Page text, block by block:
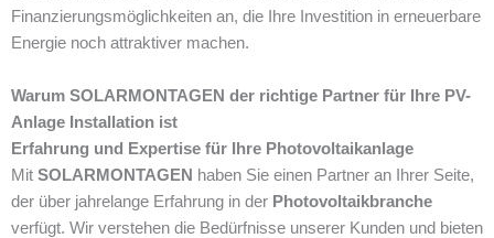
Finanzierungsmöglichkeiten an, die Ihre Investition in erneuerbare
Energie noch attraktiver machen.
Warum SOLARMONTAGEN der richtige Partner für Ihre PV-
Anlage Installation ist
Erfahrung und Expertise für Ihre Photovoltaikanlage
Mit SOLARMONTAGEN haben Sie einen Partner an Ihrer Seite,
der über jahrelange Erfahrung in der Photovoltaikbranche
verfügt. Wir verstehen die Bedürfnisse unserer Kunden und bieten